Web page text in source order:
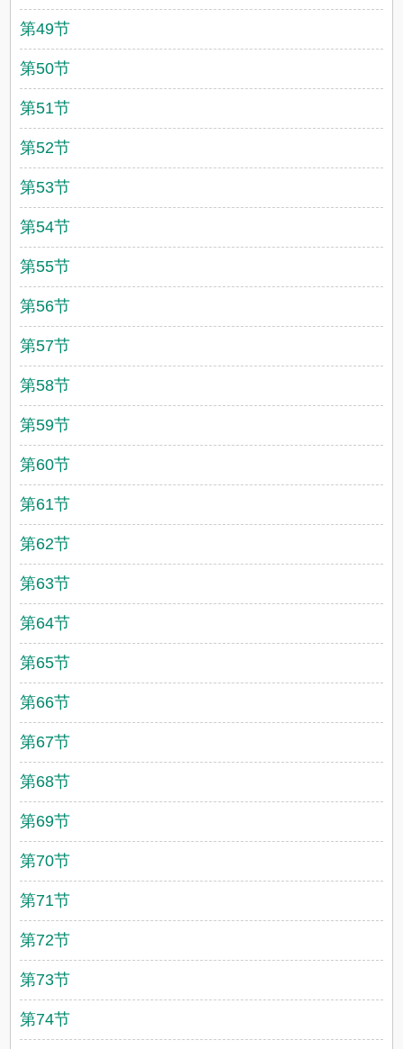
第49节
第50节
第51节
第52节
第53节
第54节
第55节
第56节
第57节
第58节
第59节
第60节
第61节
第62节
第63节
第64节
第65节
第66节
第67节
第68节
第69节
第70节
第71节
第72节
第73节
第74节